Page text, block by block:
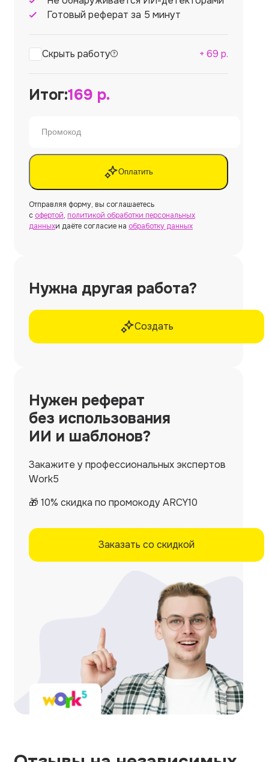
Готовый реферат за 5 минут
Скрыть работу + 69 р.
Итог:169 р.
Оплатить
Отправляя форму, вы соглашаетесь
с офертой, политикой обработки персональных
данныхи даёте согласие на обработку данных
Нужна другая работа?
Создать
Нужен реферат
без использования
ИИ и шаблонов?
Закажите у профессиональных экспертов
Work5
🎁 10% скидка по промокоду ARCY10
Заказать со скидкой